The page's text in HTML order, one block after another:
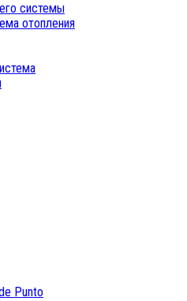
системы
отопления
Punto